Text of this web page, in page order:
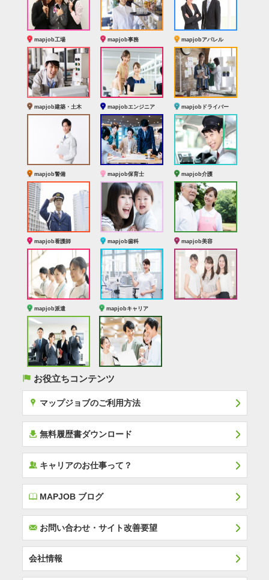
mapjob工場 mapjob事務 mapjobアパレル
mapjob建築・土木 mapjobエンジニア mapjobドライバー
mapjob警備 mapjob保育士 mapjob介護
mapjob看護師 mapjob歯科 mapjob美容
mapjob派遣 mapjobキャリア
( お役立ちコンテンツ
x マップジョブのご利用方法
í 無料履歴書ダウンロード
‰キャリアのお仕事って？
EMAPJOB ブログ
Fお問い合わせ・サイト改善要望
会社情報